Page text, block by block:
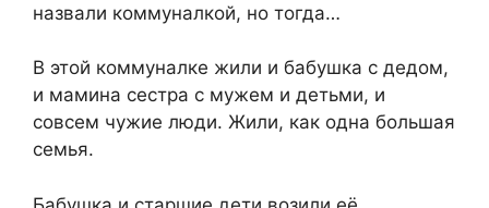
назвали коммуналкой, но тогда…
В этой коммуналке жили и бабушка с дедом,
и мамина сестра с мужем и детьми, и
совсем чужие люди. Жили, как одна большая
семья.